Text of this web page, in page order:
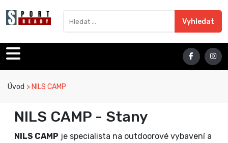
Sport Ready
Vyhledat
Úvod NILS CAMP
NILS CAMP - Stany
NILS CAMP je specialista na outdoorové vybavení a